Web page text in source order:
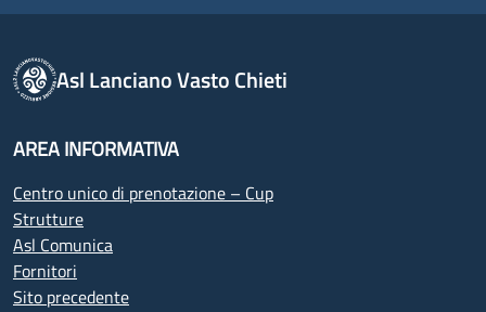
Asl Lanciano Vasto Chieti
AREA INFORMATIVA
Centro unico di prenotazione – Cup
Strutture
Asl Comunica
Fornitori
Sito precedente